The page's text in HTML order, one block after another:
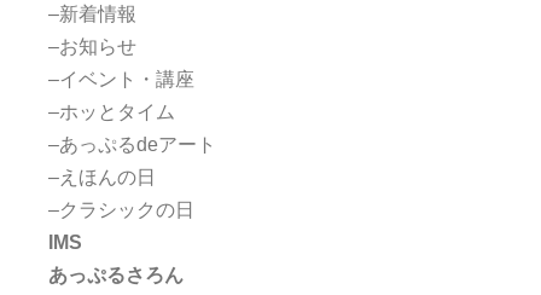
–新着情報
–お知らせ
–イベント・講座
–ホッとタイム
–あっぷるdeアート
–えほんの日
–クラシックの日
IMS
あっぷるさろん